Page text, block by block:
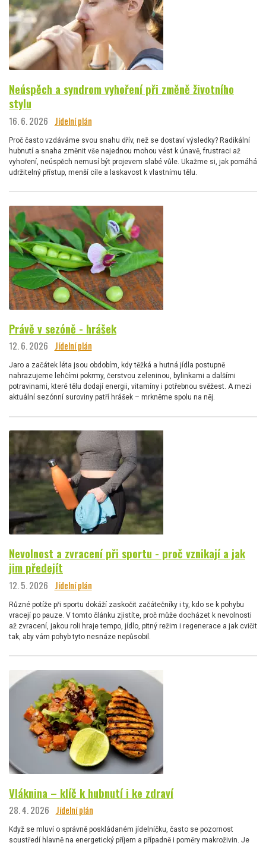
Neúspěch a syndrom vyhoření při změně životního
stylu
16. 6. 2026 Jídelní plán
Proč často vzdáváme svou snahu dřív, než se dostaví výsledky? Radikální
hubnutí a snaha změnit vše najednou mohou vést k únavě, frustraci až
vyhoření, neúspěch nemusí být projevem slabé vůle. Ukažme si, jak pomáhá
udržitelný přístup, menší cíle a laskavost k vlastnímu tělu.
Právě v sezóně - hrášek
12. 6. 2026 Jídelní plán
Jaro a začátek léta jsou obdobím, kdy těžká a hutná jídla postupně
nahrazujeme lehčími pokrmy, čerstvou zeleninou, bylinkami a dalšími
potravinami, které tělu dodají energii, vitamíny i potřebnou svěžest. A mezi
aktuální sezónní suroviny patří hrášek – mrkněme spolu na něj.
Nevolnost a zvracení při sportu - proč vznikají a jak
jim předejít
12. 5. 2026 Jídelní plán
Různé potíže při sportu dokáží zaskočit začátečníky i ty, kdo se k pohybu
vracejí po pauze. V tomto článku zjistíte, proč může docházet k nevolnosti
až zvracení, jakou roli hraje tempo, jídlo, pitný režim i regenerace a jak cvičit
tak, aby vám pohyb tyto nesnáze nepůsobil.
Vláknina – klíč k hubnutí i ke zdraví
28. 4. 2026 Jídelní plán
Když se mluví o správně poskládaném jídelníčku, často se pozornost
soustředí hlavně na energetický příjem a případně i poměry makroživin. Je